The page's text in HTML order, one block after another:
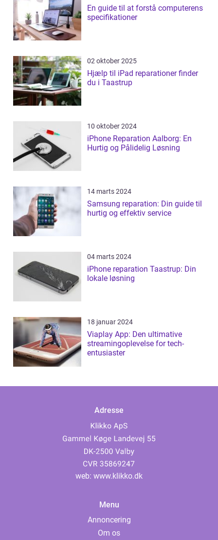
En guide til at forstå computerens
specifikationer
02 oktober 2025
Hjælp til iPad reparationer finder
du i Taastrup
10 oktober 2024
iPhone Reparation Aalborg: En
Hurtig og Pålidelig Løsning
14 marts 2024
Samsung reparation: Din guide til
hurtig og effektiv service
04 marts 2024
iPhone reparation Taastrup: Din
lokale løsning
18 januar 2024
Viaplay App: Den ultimative
streamingoplevelse for tech-
entusiaster
Adresse
web: www.klikko.dk
Menu
Annoncering
Om os